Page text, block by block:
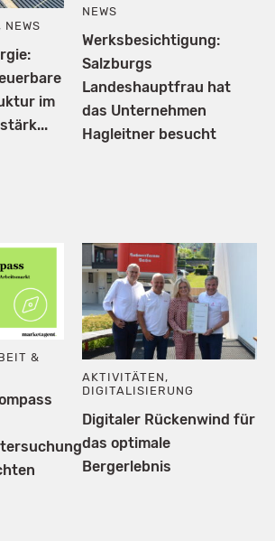
NEWS
im
NEWS
Werksbesichtigung:
Salzburgs
Landeshauptfrau hat
das Unternehmen
Hagleitner besucht
&
AKTIVITÄTEN ,
DIGITALISIERUNG
Digitaler Rückenwind für
das optimale
Bergerlebnis